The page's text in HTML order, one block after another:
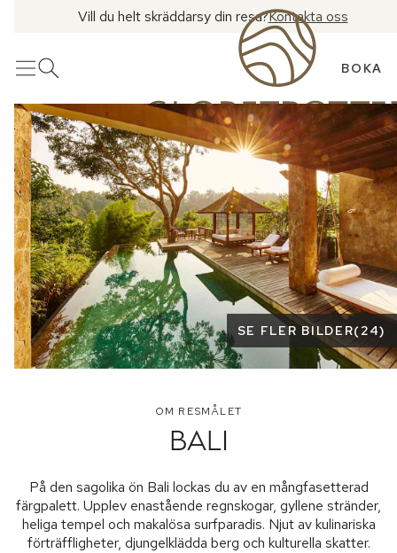
Vill du helt skräddarsy din resa?Kontakta oss
MenyÖppna sök BOKA
Se fler bilder
SE FLER BILDER( 24)
OM RESMÅLET
BALI
På den sagolika ön Bali lockas du av en mångfasetterad
färgpalett. Upplev enastående regnskogar, gyllene stränder,
heliga tempel och makalösa surfparadis. Njut av kulinariska
förträffligheter, djungelklädda berg och kulturella skatter.